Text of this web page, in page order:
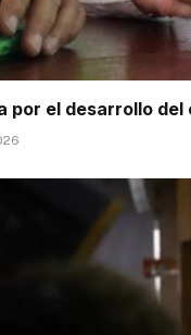
por el desarrollo